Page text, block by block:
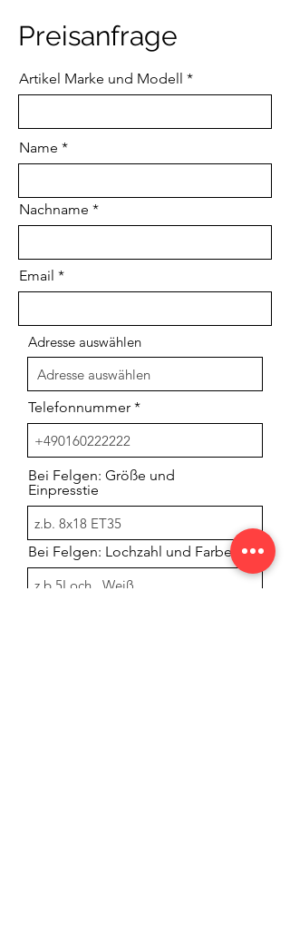
Preisanfrage
Artikel Marke und Modell
Name
Nachname
Email
Adresse auswählen
Telefonnummer
Bei Felgen: Größe und
Einpresstie
Bei Felgen: Lochzahl und Farbe